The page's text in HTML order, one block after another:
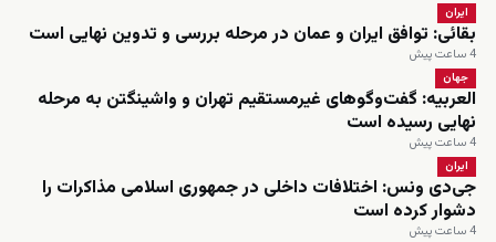
ایران
بقائی: توافق ایران و عمان در مرحله بررسی و تدوین نهایی است
4 ساعت پیش
جهان
العربیه: گفت‌وگوهای غیرمستقیم تهران و واشینگتن به مرحله
نهایی رسیده است
4 ساعت پیش
ایران
جی‌دی ونس: اختلافات داخلی در جمهوری اسلامی مذاکرات را
دشوار کرده است
4 ساعت پیش